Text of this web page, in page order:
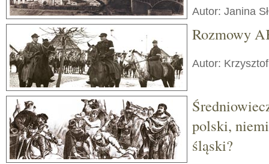
Autor: Janina
Rozmowy
Autor:
polski,
śląski?